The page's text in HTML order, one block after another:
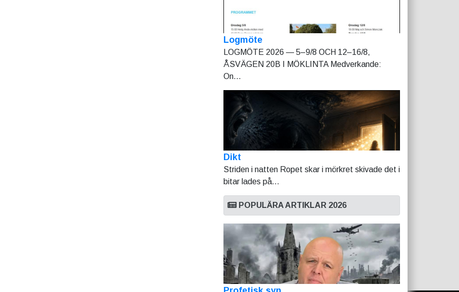
Logmöte
LOGMÖTE 2026 — 5–9/8 OCH 12–16/8,
ÅSVÄGEN 20B I MÖKLINTA Medverkande:
On...
Dikt
Striden i natten Ropet skar i mörkret skivade det i
bitar lades på...
POPULÄRA ARTIKLAR 2026